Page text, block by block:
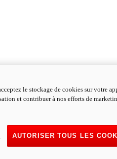
le stockage de cookies sur votre
et contribuer à nos efforts de
AUTORISER TOUS LES